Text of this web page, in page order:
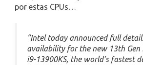
por estas CPUs…
“Intel today announced full
availability for the new 13th
i9-13900KS, the world’s fastest